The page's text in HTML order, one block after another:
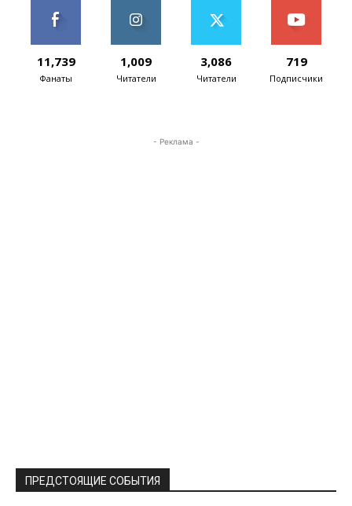
11,739
Фанаты
1,009
Читатели
3,086
Читатели
719
Подписчики
- Реклама -
ПРЕДСТОЯЩИЕ СОБЫТИЯ